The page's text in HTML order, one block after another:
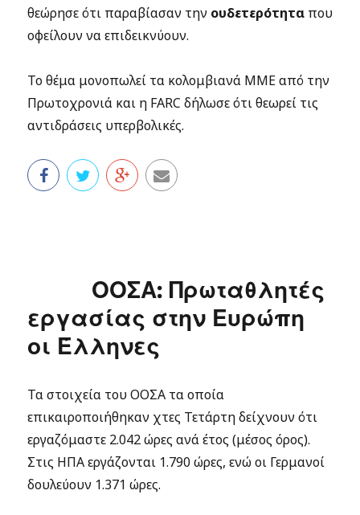
θεώρησε ότι παραβίασαν την ουδετερότητα που
οφείλουν να επιδεικνύουν.
Το θέμα μονοπωλεί τα κολομβιανά ΜΜΕ από την
Πρωτοχρονιά και η FARC δήλωσε ότι θεωρεί τις
αντιδράσεις υπερβολικές.
ΟΟΣΑ: Πρωταθλητές
εργασίας στην Ευρώπη
οι Έλληνες
Τα στοιχεία του ΟΟΣΑ τα οποία
επικαιροποιήθηκαν χτες Τετάρτη δείχνουν ότι
εργαζόμαστε 2.042 ώρες ανά έτος (μέσος όρος).
Στις ΗΠΑ εργάζονται 1.790 ώρες, ενώ οι Γερμανοί
δουλεύουν 1.371 ώρες.